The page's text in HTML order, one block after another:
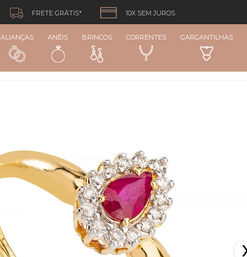
FRETE GRÁTIS* 10X SEM JUROS
ALIANÇAS ANÉIS BRINCOS CORRENTES GARGANTILHAS